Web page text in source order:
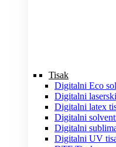
Tisak
Digitalni Eco
Digitalni
Digitalni latex
Digitalni
Digitalni
Digitalni UV